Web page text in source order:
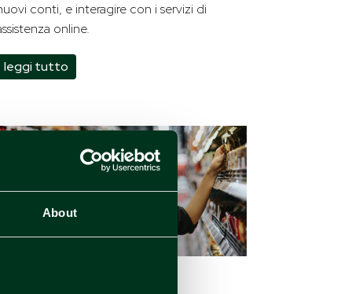
About
conti, e interagire con i servizi di
online.
leggi tutto